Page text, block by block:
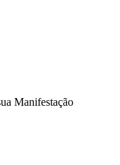
Manifestação